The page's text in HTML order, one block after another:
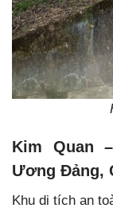
Kim Quan
Ương Đảng,
Khu di tích an